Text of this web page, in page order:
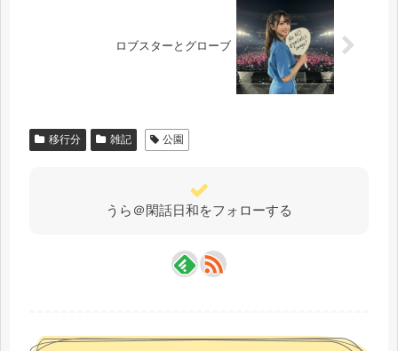
ロブスターとグローブ
移行分 雑記 公園
うら＠閑話日和をフォローする